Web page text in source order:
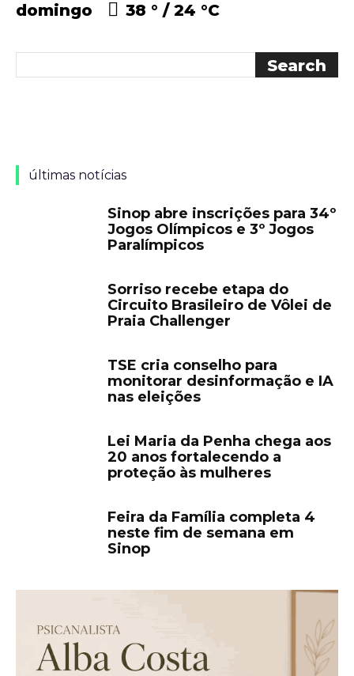
domingo
38 ° 24 °C
últimas notícias
Sinop abre inscrições para 34º
Jogos Olímpicos e 3º Jogos
Paralímpicos
Sorriso recebe etapa do
Circuito Brasileiro de Vôlei de
Praia Challenger
TSE cria conselho para
monitorar desinformação e IA
nas eleições
Lei Maria da Penha chega aos
20 anos fortalecendo a
proteção às mulheres
Feira da Família completa 4
neste fim de semana em
Sinop